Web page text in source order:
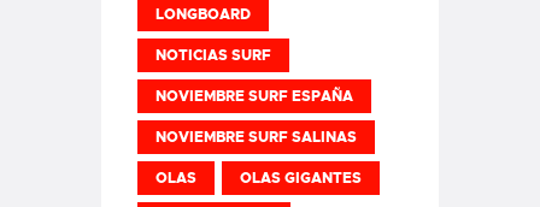
LONGBOARD
NOTICIAS SURF
NOVIEMBRE SURF ESPAÑA
NOVIEMBRE SURF SALINAS
OLAS OLAS GIGANTES